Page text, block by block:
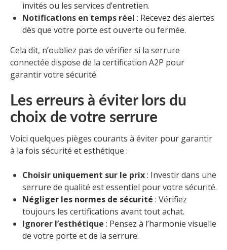
invités ou les services d’entretien.
Notifications en temps réel : Recevez des alertes
dès que votre porte est ouverte ou fermée.
Cela dit, n’oubliez pas de vérifier si la serrure
connectée dispose de la certification A2P pour
garantir votre sécurité.
Les erreurs à éviter lors du
choix de votre serrure
Voici quelques pièges courants à éviter pour garantir
à la fois sécurité et esthétique :
Choisir uniquement sur le prix: Investir dans une
serrure de qualité est essentiel pour votre sécurité.
Négliger les normes de sécurité : Vérifiez
toujours les certifications avant tout achat.
Ignorer l’esthétique : Pensez à l’harmonie visuelle
de votre porte et de la serrure.